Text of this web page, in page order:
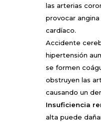
las arterias
provocar
cardíaco.
Accidente
hipertensión
se formen
obstruyen las
causando un
Insuficiencia
alta puede